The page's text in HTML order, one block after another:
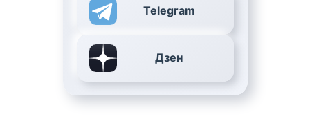
Telegram
Дзен